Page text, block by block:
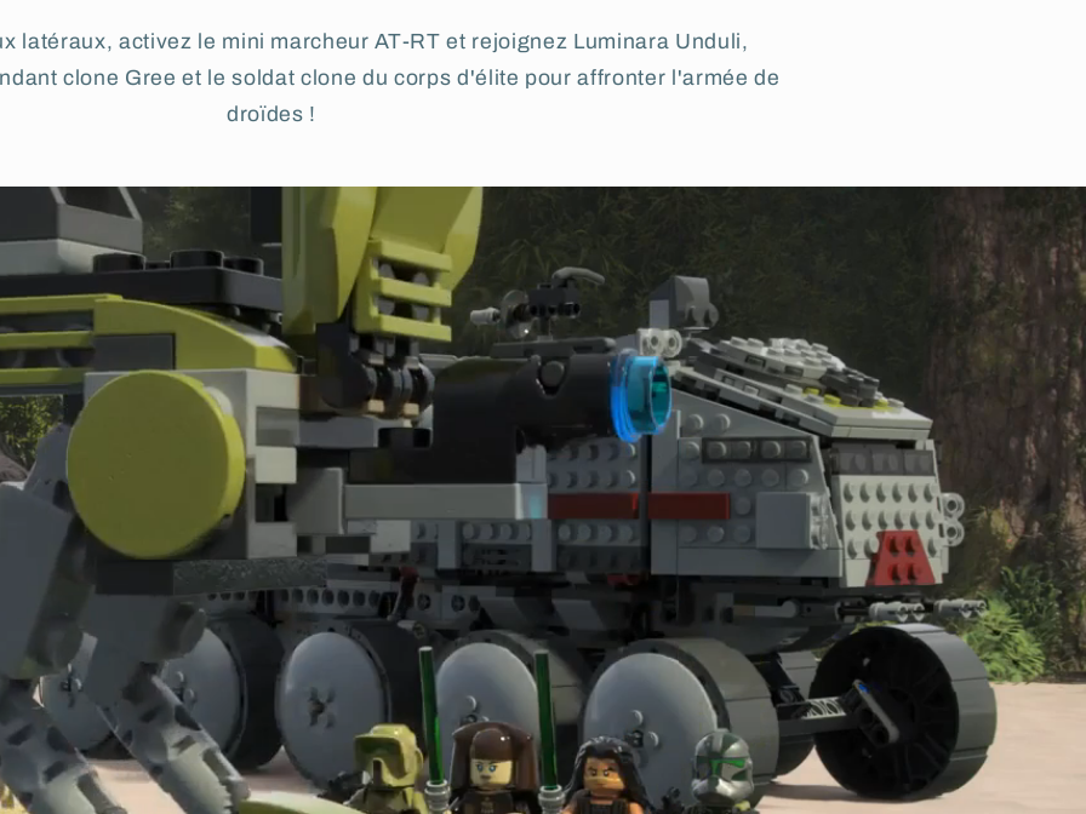
latéraux, activez le mini marcheur AT-RT et rejoignez Luminara Unduli,
clone Gree et le soldat clone du corps d'élite pour affronter l'armée de
droïdes !